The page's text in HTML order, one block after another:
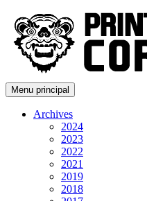
Menu principal
Archives
2024
2023
2022
2021
2019
2018